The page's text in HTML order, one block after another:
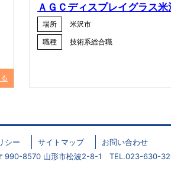
ＡＧＣディスプレイグラス
場所
米沢市
職種
技術系総合職
シー サイトマップ
お問い合わせ
8570 山形市松波2-8-1 TEL.023-630-